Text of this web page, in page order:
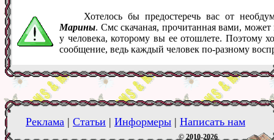
Хотелось бы предостеречь вас от
Марины. Смс скачаная, прочитанная вами,
у человека, которому вы ее отошлете. Поэтому
сообщение, ведь каждый человек по-разному
Реклама | Статьи | Информеры | Написать нам
© 2010-2026